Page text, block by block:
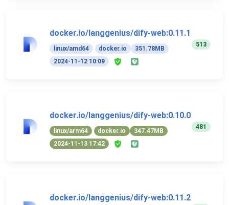
docker.io/langgenius/dify-web:0.11.1
linux/amd64 docker.io
351.78MB
2024-11-12 10:09
513
docker.io/langgenius/dify-web:0.10.0
linux/arm64 docker.io
347.47MB
2024-11-13 17:42
481
docker.io/langgenius/dify-web:0.11.2